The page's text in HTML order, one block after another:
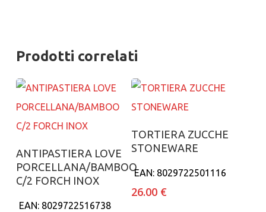
Prodotti correlati
Aggiungi al carrello
ANTIPASTIERA LOVE
PORCELLANA/BAMBOO
C/2 FORCH INOX
EAN: 8029722516738
Aggiungi al carrello
TORTIERA ZUCCHE
STONEWARE
EAN: 8029722501116
26.00 €